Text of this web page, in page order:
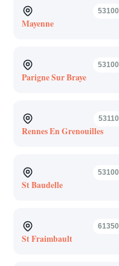
53100
Mayenne
53100
Parigne Sur Braye
53110
Rennes En Grenouilles
53100
St Baudelle
61350
St Fraimbault